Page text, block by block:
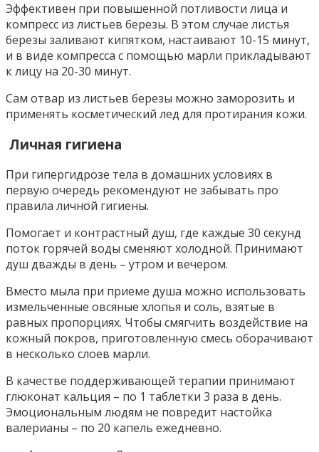
Эффективен при повышенной потливости лица и
компресс из листьев березы. В этом случае листья
березы заливают кипятком, настаивают 10-15 минут,
и в виде компресса с помощью марли прикладывают
к лицу на 20-30 минут.
Сам отвар из листьев березы можно заморозить и
применять косметический лед для протирания кожи.
Личная гигиена
При гипергидрозе тела в домашних условиях в
первую очередь рекомендуют не забывать про
правила личной гигиены.
Помогает и контрастный душ, где каждые 30 секунд
поток горячей воды сменяют холодной. Принимают
душ дважды в день – утром и вечером.
Вместо мыла при приеме душа можно использовать
измельченные овсяные хлопья и соль, взятые в
равных пропорциях. Чтобы смягчить воздействие на
кожный покров, приготовленную смесь оборачивают
в несколько слоев марли.
В качестве поддерживающей терапии принимают
глюконат кальция – по 1 таблетки 3 раза в день.
Эмоциональным людям не повредит настойка
валерианы – по 20 капель ежедневно.